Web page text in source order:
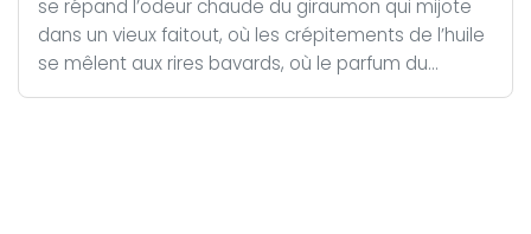
se répand l’odeur chaude du giraumon qui mijote
dans un vieux faitout, où les crépitements de l’huile
se mêlent aux rires bavards, où le parfum du...